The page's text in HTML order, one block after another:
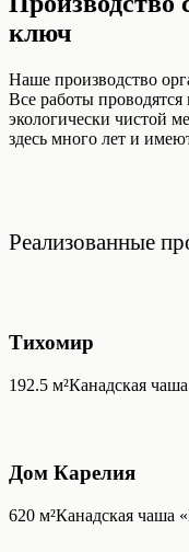
ключ
Наше производство
Все работы
экологически чистой
здесь много лет и
Реализованные
Тихомир
192.5 м²Канадская чаша
Дом Карелия
620 м²Канадская чаша